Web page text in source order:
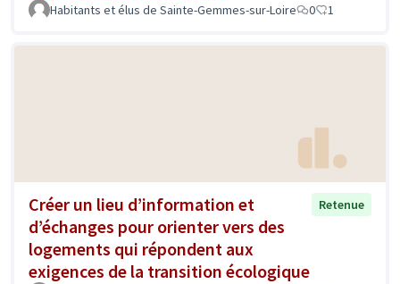
Habitants et élus de Sainte-Gemmes-sur-Loire 0 1
Créer un lieu d’information et
d’échanges pour orienter vers des
logements qui répondent aux
exigences de la transition écologique
Retenue